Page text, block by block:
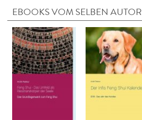
EBOOKS VOM SELBEN AUTOR